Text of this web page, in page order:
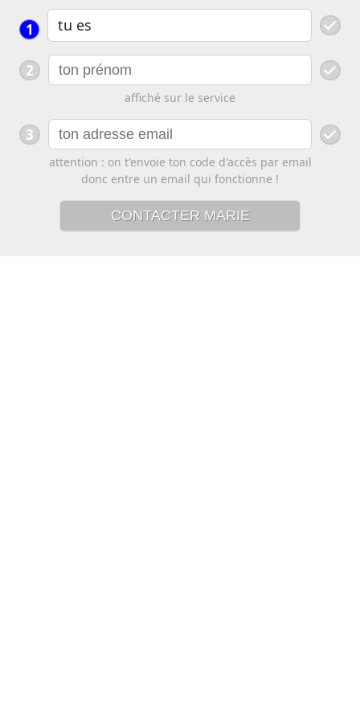
1
2
affiché sur le service
3
attention : on t'envoie ton code d'accès par email
donc entre un email qui fonctionne !
CONTACTER MARIE